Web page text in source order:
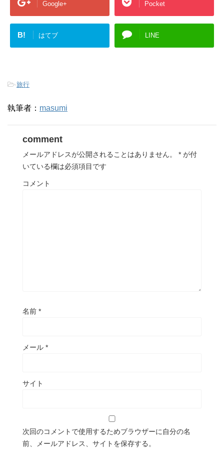
Google+ Pocket
B! はてブ LINE
-旅行
執筆者： masumi
comment
メールアドレスが公開されることはありません。 * が付
いている欄は必須項目です
コメント
名前 *
メール *
サイト
次回のコメントで使用するためブラウザーに自分の名
前、メールアドレス、サイトを保存する。